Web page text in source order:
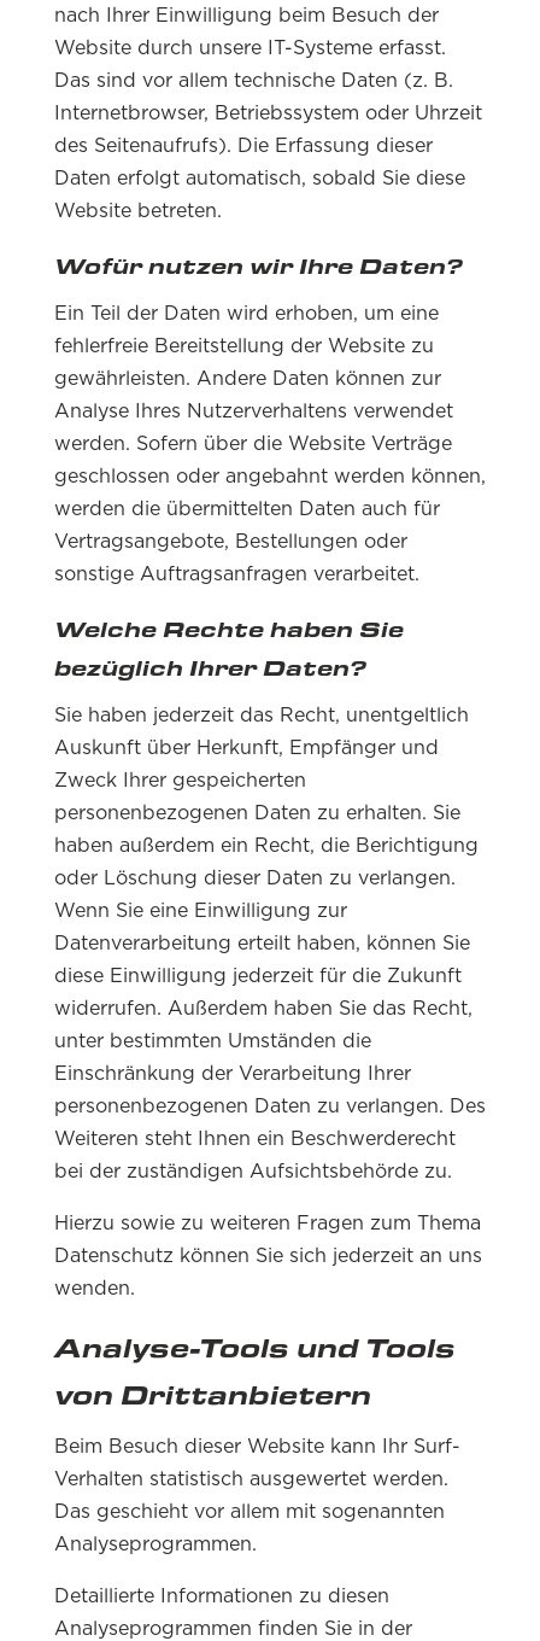
nach Ihrer Einwilligung beim Besuch der
Website durch unsere IT-Systeme erfasst.
Das sind vor allem technische Daten (z. B.
Internetbrowser, Betriebssystem oder Uhrzeit
des Seitenaufrufs). Die Erfassung dieser
Daten erfolgt automatisch, sobald Sie diese
Website betreten.
Wofür nutzen wir Ihre Daten?
Ein Teil der Daten wird erhoben, um eine
fehlerfreie Bereitstellung der Website zu
gewährleisten. Andere Daten können zur
Analyse Ihres Nutzerverhaltens verwendet
werden. Sofern über die Website Verträge
geschlossen oder angebahnt werden können,
werden die übermittelten Daten auch für
Vertragsangebote, Bestellungen oder
sonstige Auftragsanfragen verarbeitet.
Welche Rechte haben Sie
bezüglich Ihrer Daten?
Sie haben jederzeit das Recht, unentgeltlich
Auskunft über Herkunft, Empfänger und
Zweck Ihrer gespeicherten
personenbezogenen Daten zu erhalten. Sie
haben außerdem ein Recht, die Berichtigung
oder Löschung dieser Daten zu verlangen.
Wenn Sie eine Einwilligung zur
Datenverarbeitung erteilt haben, können Sie
diese Einwilligung jederzeit für die Zukunft
widerrufen. Außerdem haben Sie das Recht,
unter bestimmten Umständen die
Einschränkung der Verarbeitung Ihrer
personenbezogenen Daten zu verlangen. Des
Weiteren steht Ihnen ein Beschwerderecht
bei der zuständigen Aufsichtsbehörde zu.
Hierzu sowie zu weiteren Fragen zum Thema
Datenschutz können Sie sich jederzeit an uns
wenden.
Analyse-Tools und Tools
von Dritt­anbietern
Beim Besuch dieser Website kann Ihr Surf-
Verhalten statistisch ausgewertet werden.
Das geschieht vor allem mit sogenannten
Analyseprogrammen.
Detaillierte Informationen zu diesen
Analyseprogrammen finden Sie in der